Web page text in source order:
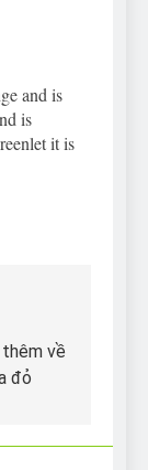
and is
is
it is
về
đỏ